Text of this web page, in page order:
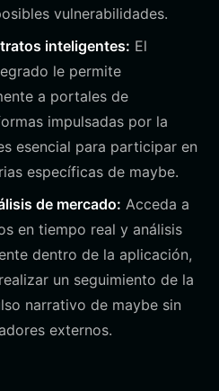
vulnerabilidades.
inteligentes: El
le permite
a portales de
impulsadas por la
esencial para participar en
específicas de maybe.
de mercado: Acceda a
en tiempo real y análisis
dentro de la aplicación,
un seguimiento de la
narrativo de maybe sin
externos.